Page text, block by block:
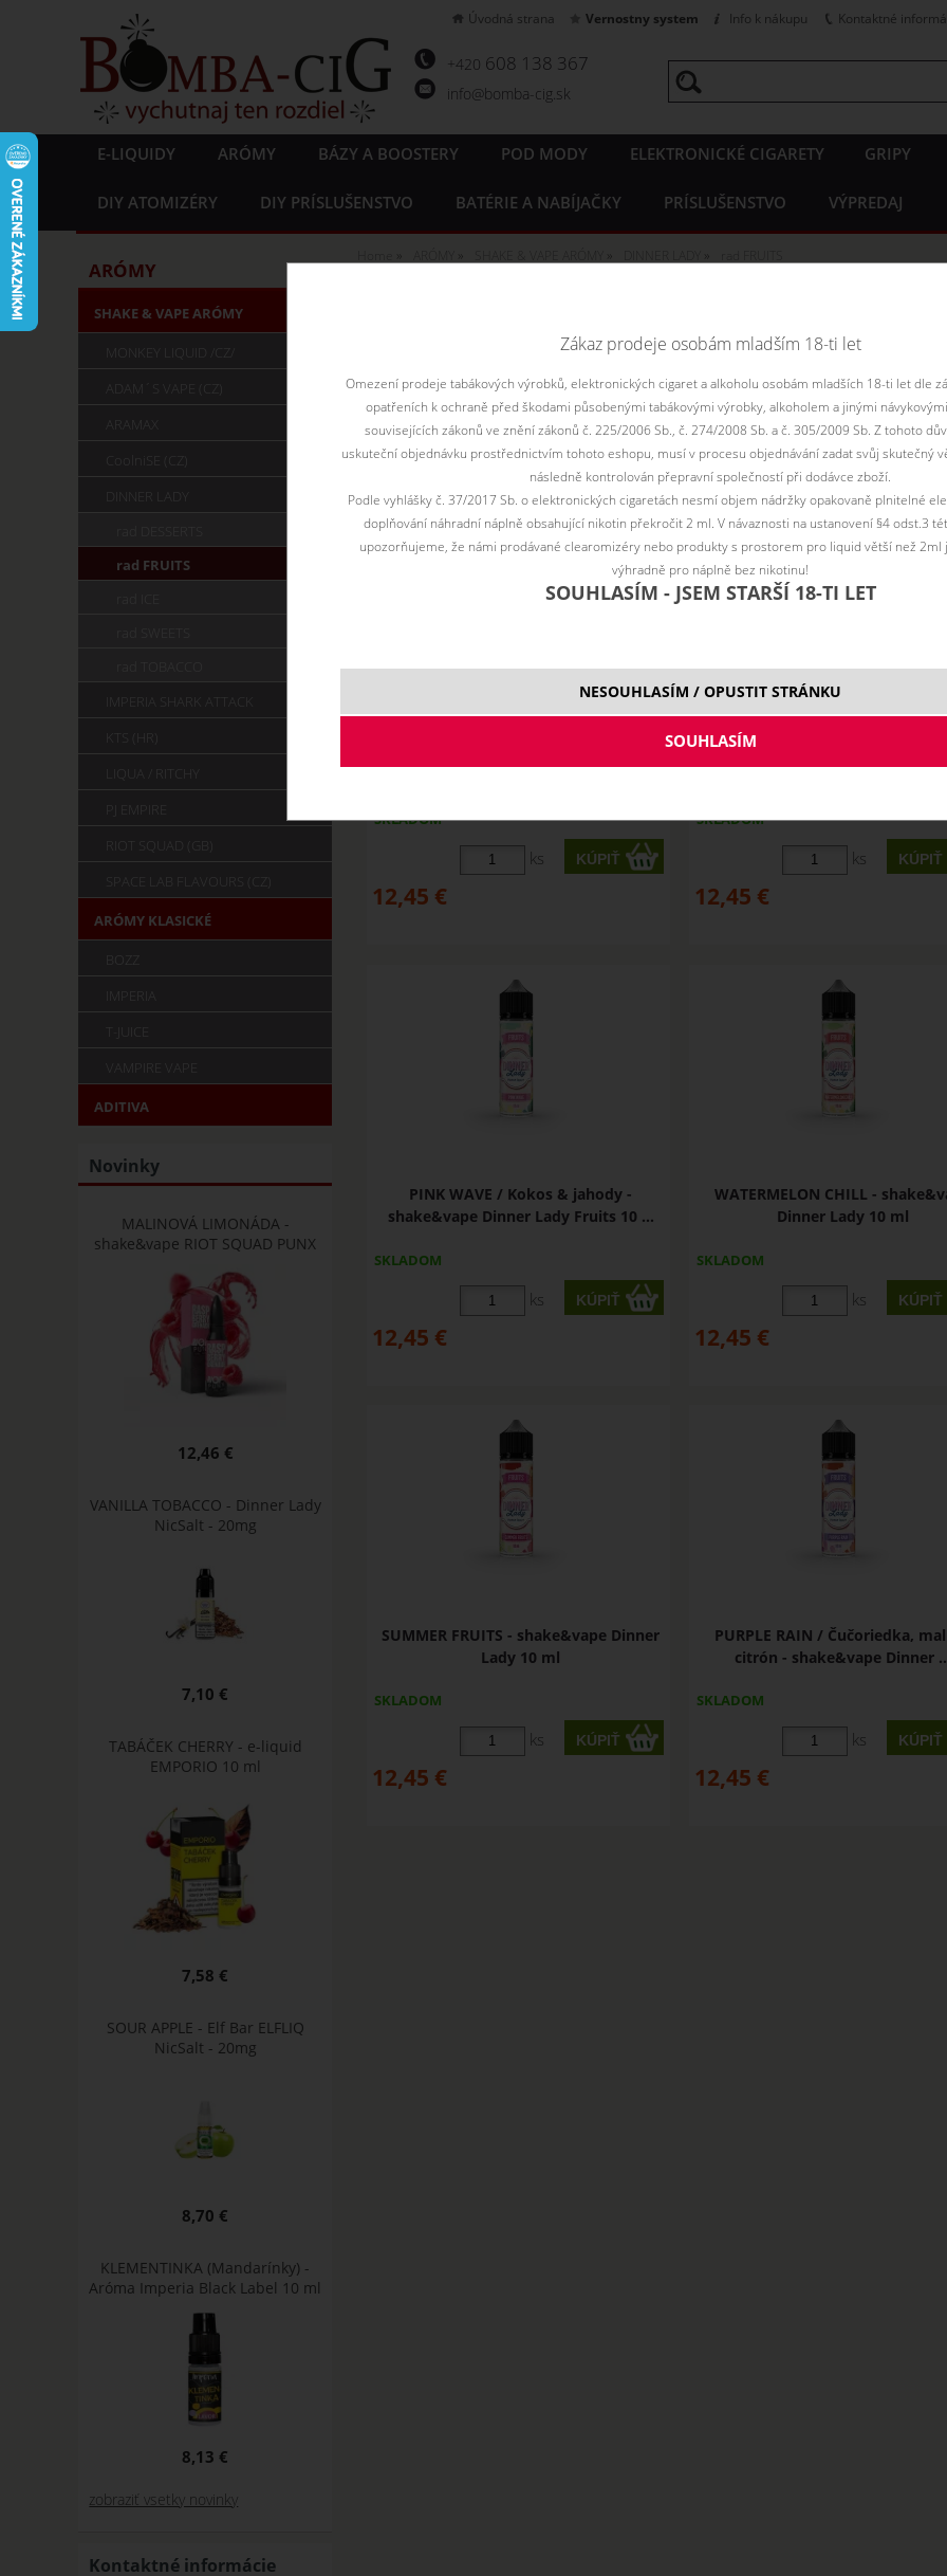
+420 608 138 367
info@bomba-cig.sk
E-LIQUIDY ARÓMY BÁZY A BOOSTERY POD MODY ELEKTRONICKÉ CIGARETY GRIPY
DIY ATOMIZÉRY DIY PRÍSLUŠENSTVO BATÉRIE A NABÍJAČKY PRÍSLUŠENSTVO VÝPREDAJ
Úvodná strana Vernostny system Info k nákupu Kontaktné
Arómy DINNER LADY - rad FRUITS
Zoradiť podľa:
Filtr dostupnosti
nie je skladom
nie je skladom skadom
SKLADOM
ks
12,45 €
GUAVA SUNRISE- shake&vape
SKLADOM
ks
12,45 €
PINK WAVE / Kokos & jahody -
shake&vape Dinner Lady Fruits 10 ...
SKLADOM
ks
12,45 €
WATERMELON CHILL -
Dinner Lady 10 ml
SKLADOM
ks
12,45 €
SUMMER FRUITS - shake&vape Dinner
Lady 10 ml
SKLADOM
ks
12,45 €
PURPLE RAIN / Čučoriedka,
citrón - shake&vape Dinner
SKLADOM
ks
12,45 €
ARÓMY
SHAKE & VAPE ARÓMY
MONKEY LIQUID /CZ/
ADAM´S VAPE (CZ)
ARAMAX
DINNER LADY
rad FRUITS
IMPERIA SHARK ATTACK
KTS (HR)
LIQUA / RITCHY
PJ EMPIRE
RIOT SQUAD (GB)
ARÓMY KLASICKÉ
IMPERIA
T-JUICE
VAMPIRE VAPE
ADITIVA
Novinky
MALINOVÁ LIMONÁDA -
shake&vape RIOT SQUAD PUNX
12,46 €
VANILLA TOBACCO - Dinner Lady
NicSalt - 20mg
7,10 €
TABÁČEK CHERRY - e-liquid
EMPORIO 10 ml
7,58 €
SOUR APPLE - Elf Bar ELFLIQ
NicSalt - 20mg
8,70 €
KLEMENTINKA (Mandarínky) -
Aróma Imperia Black Label 10 ml
8,13 €
zobraziť vsetky novinky
Kontaktné informácie
Zákaz prodeje osobám mladším 18-ti let
Omezení prodeje tabákových výrobků, elektronických cigaret a alkoholu osobám mladších 18-ti let dle
opatřeních k ochraně před škodami působenými tabákovými výrobky, alkoholem a jinými
souvisejících zákonů ve znění zákonů č. 225/2006 Sb., č. 274/2008 Sb. a č. 305/2009 Sb. Z tohoto
uskuteční objednávku prostřednictvím tohoto eshopu, musí v procesu objednávání zadat svůj skutečný
následně kontrolován přepravní společností při dodávce zboží.
Podle vyhlášky č. 37/2017 Sb. o elektronických cigaretách nesmí objem nádržky opakovaně plnitelné
doplňování náhradní náplně obsahující nikotin překročit 2 ml. V návaznosti na ustanovení §4 odst.3
upozorňujeme, že námi prodávané clearomizéry nebo produkty s prostorem pro liquid větší než 2ml
výhradně pro náplně bez nikotinu!
SOUHLASÍM - JSEM STARŠÍ 18-TI LET
NESOUHLASÍM / OPUSTIT STRÁNKU